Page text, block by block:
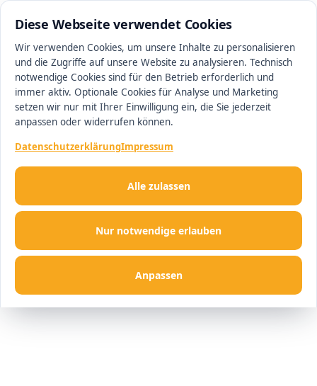
Diese Webseite verwendet Cookies
Wir verwenden Cookies, um unsere Inhalte zu personalisieren
und die Zugriffe auf unsere Website zu analysieren. Technisch
notwendige Cookies sind für den Betrieb erforderlich und
immer aktiv. Optionale Cookies für Analyse und Marketing
setzen wir nur mit Ihrer Einwilligung ein, die Sie jederzeit
anpassen oder widerrufen können.
DatenschutzerklärungImpressum
Nur notwendige erlauben
Anpassen
Alle zulassen